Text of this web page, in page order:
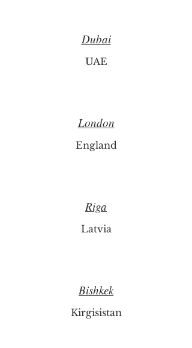
Dubai
UAE
London
England
Riga
Latvia
Bishkek
Kirgisistan